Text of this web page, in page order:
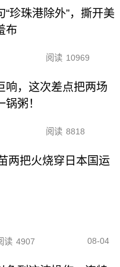
“珍珠港除外”，撕开美
布
阅读 10969
响，这次差点把两场
粥！
阅读 8818
两把火烧穿日本国运
读 4907 08-04